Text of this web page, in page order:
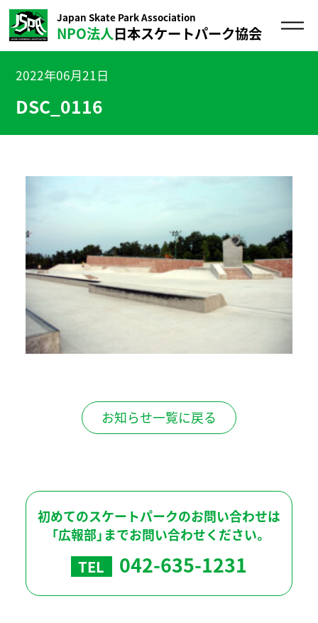
Japan Skate Park Association
NPO法人日本スケートパーク協会
2022年06月21日
DSC_0116
お知らせ一覧に戻る
初めてのスケートパークのお問い合わせは
「広報部」までお問い合わせください。
TEL 042-635-1231